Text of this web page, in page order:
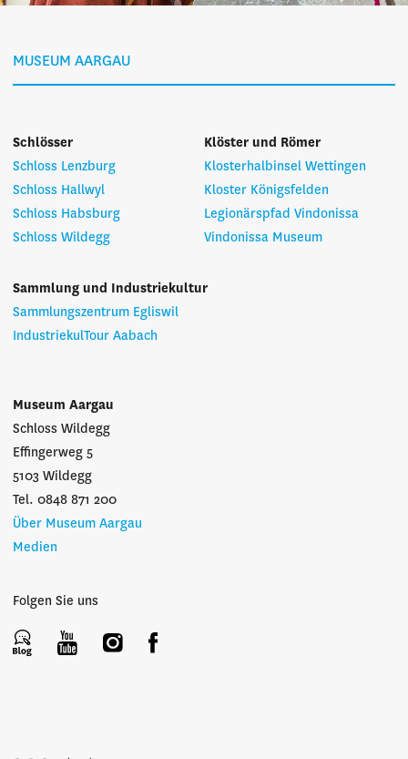
MUSEUM AARGAU
Schlösser
Schloss Lenzburg
Schloss Hallwyl
Schloss Habsburg
Schloss Wildegg
Klöster und Römer
Klosterhalbinsel Wettingen
Kloster Königsfelden
Legionärspfad Vindonissa
Vindonissa Museum
Sammlung und Industriekultur
Sammlungszentrum Egliswil
IndustriekulTour Aabach
Museum Aargau
Schloss Wildegg
Effingerweg 5
5103 Wildegg
Tel. 0848 871 200
Über Museum Aargau
Medien
Folgen Sie uns